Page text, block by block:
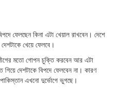
ফেলছেন কিনা এটা খেয়াল রাখবেন। দেশে
খেয়ে ফেলবে।
মতো গোপন চুক্তি করবেন আর এটা
দেশটাকে বিপদে ফেলবেন না। কারণ
এখনো দুর্ভোগে ভুগছে।